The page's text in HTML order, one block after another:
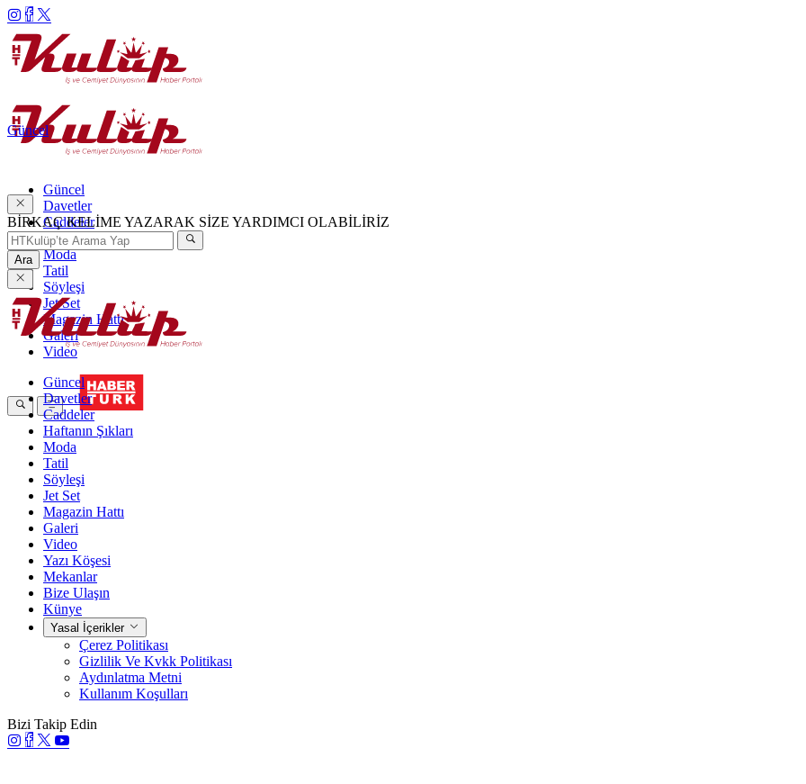
Güncel
Davetler
Caddeler
Haftanın Şıkları
Moda
Tatil
Söyleşi
Jet Set
Magazin Hattı
Galeri
Video
Güncel
BİRKAÇ KELİME YAZARAK SİZE YARDIMCI OLABİLİRİZ
Ara
Güncel
Davetler
Caddeler
Haftanın Şıkları
Moda
Tatil
Söyleşi
Jet Set
Magazin Hattı
Galeri
Video
Yazı Köşesi
Mekanlar
Bize Ulaşın
Künye
Yasal İçerikler
Çerez Politikası
Gizlilik Ve Kvkk Politikası
Aydınlatma Metni
Kullanım Koşulları
Bizi Takip Edin